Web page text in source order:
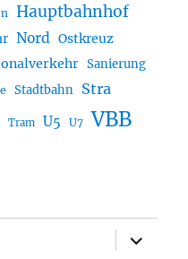
Hauptbahnhof
Nord Ostkreuz
Sanierung
Stadtbahn Stra
Tram U5 U7 VBB
öffnen